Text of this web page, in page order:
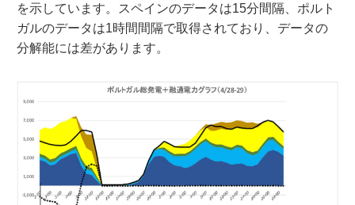
を示しています。スペインのデータは15分間隔、ポルト
ガルのデータは1時間間隔で取得されており、データの
分解能には差があります。